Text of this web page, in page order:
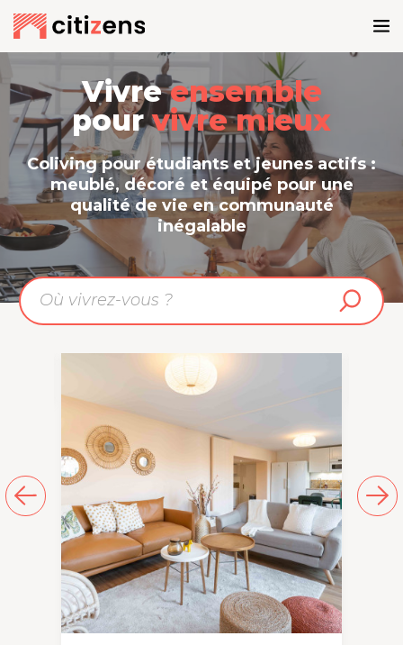
Vivreensemble
pourvivre mieux
Coliving pour étudiants et jeunes actifs :
meublé, décoré et équipé pour une
qualité de vie en communauté
inégalable
Le cocon d'Ambroise